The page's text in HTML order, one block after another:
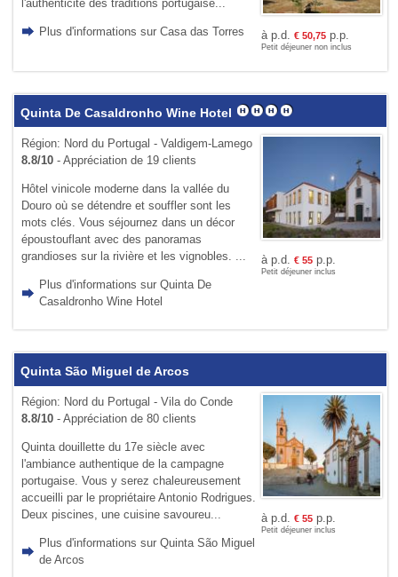
l'authenticité des traditions portugaise...
Plus d'informations sur Casa das Torres à p.d. € 50,75p.p.
Petit déjeuner non inclus
Quinta De Casaldronho Wine Hotel
Région: Nord du Portugal - Valdigem-Lamego
8.8/10- Appréciation de 19 clients
Hôtel vinicole moderne dans la vallée du
Douro où se détendre et souffler sont les
mots clés. Vous séjournez dans un décor
époustouflant avec des panoramas
grandioses sur la rivière et les vignobles. ...
Plus d'informations sur Quinta De
Casaldronho Wine Hotel
à p.d. € 55p.p.
Petit déjeuner inclus
Quinta São Miguel de Arcos
Région: Nord du Portugal - Vila do Conde
8.8/10- Appréciation de 80 clients
Quinta douillette du 17e siècle avec
l'ambiance authentique de la campagne
portugaise. Vous y serez chaleureusement
accueilli par le propriétaire Antonio Rodrigues.
Deux piscines, une cuisine savoureu...
Plus d'informations sur Quinta São Miguel
de Arcos
à p.d. € 55p.p.
Petit déjeuner inclus